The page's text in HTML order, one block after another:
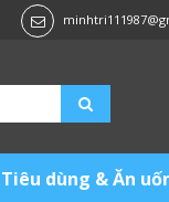
Tiêu dùng & Ăn